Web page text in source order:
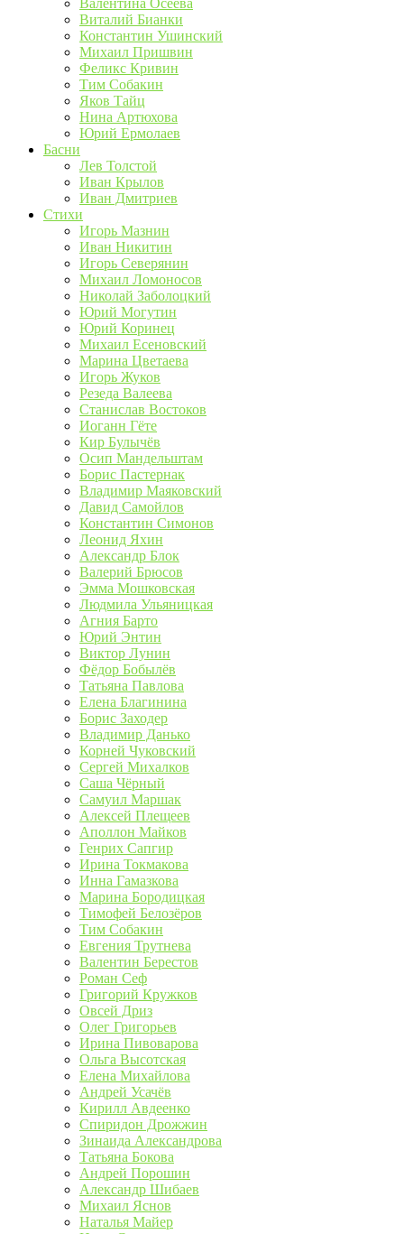
Валентина Осеева
Виталий Бианки
Константин Ушинский
Михаил Пришвин
Феликс Кривин
Тим Собакин
Яков Тайц
Нина Артюхова
Юрий Ермолаев
Басни
Лев Толстой
Иван Крылов
Иван Дмитриев
Стихи
Игорь Мазнин
Иван Никитин
Игорь Северянин
Михаил Ломоносов
Николай Заболоцкий
Юрий Могутин
Юрий Коринец
Михаил Есеновский
Марина Цветаева
Игорь Жуков
Резеда Валеева
Станислав Востоков
Иоганн Гёте
Кир Булычёв
Осип Мандельштам
Борис Пастернак
Владимир Маяковский
Давид Самойлов
Константин Симонов
Леонид Яхин
Александр Блок
Валерий Брюсов
Эмма Мошковская
Людмила Ульяницкая
Агния Барто
Юрий Энтин
Виктор Лунин
Фёдор Бобылёв
Татьяна Павлова
Елена Благинина
Борис Заходер
Владимир Данько
Корней Чуковский
Сергей Михалков
Саша Чёрный
Самуил Маршак
Алексей Плещеев
Аполлон Майков
Генрих Сапгир
Ирина Токмакова
Инна Гамазкова
Марина Бородицкая
Тимофей Белозёров
Тим Собакин
Евгения Трутнева
Валентин Берестов
Роман Сеф
Григорий Кружков
Овсей Дриз
Олег Григорьев
Ирина Пивоварова
Ольга Высотская
Елена Михайлова
Андрей Усачёв
Кирилл Авдеенко
Спиридон Дрожжин
Зинаида Александрова
Татьяна Бокова
Андрей Порошин
Александр Шибаев
Михаил Яснов
Наталья Майер